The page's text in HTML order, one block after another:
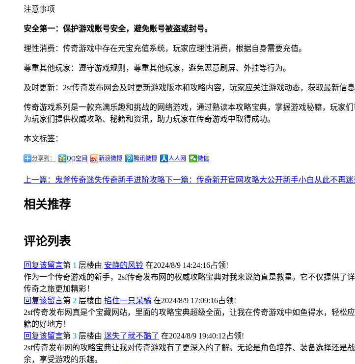
注意事项
安全第一：保护游戏账号安全，避免账号被盗或封号。
理性消费：传奇游戏中存在元宝充值系统，玩家应理性消费，根据自身需要充值。
尊重其他玩家：遵守游戏规则，尊重其他玩家，避免恶意刷屏、外挂等行为。
及时更新：2sf传奇发布网会及时更新游戏版本和攻略内容，玩家应关注游戏动态，获取最新信息
传奇游戏系列是一款充满乐趣和挑战的网络游戏，通过熟读本攻略宝典，掌握游戏秘籍，玩家
为玩家们提供权威攻略、秘籍和资讯，助力玩家在传奇游戏中取得成功。
本文标签：
分享到： QQ空间 新浪微博 腾讯微博 人人网 微信
上一篇：鬼斧传奇迷失传奇新手进阶攻略下一篇：传奇新开官网攻略大公开新手小白从此不再迷
相关推荐
评论列表
回复该留言第 1 层楼由 安静的风铃 在2024/8/9 14:24:16占领!
作为一个传奇游戏的新手，2sf传奇发布网的权威攻略宝典对我来说简直是救星。它不仅提供
传奇之旅更加精彩！
回复该留言第 2 层楼由 掐住一只呆橘 在2024/8/9 17:09:16占领!
2sf传奇发布网真是个宝藏网站，里面的攻略宝典超级全面，让我在传奇游戏中如鱼得水，轻
籍的好地方！
回复该留言第 3 层楼由 迷失了就不酷了 在2024/8/9 19:40:12占领!
2sf传奇发布网的攻略宝典让我对传奇游戏有了更深入的了解。无论是角色培养、装备选择还
余，享受游戏的乐趣。